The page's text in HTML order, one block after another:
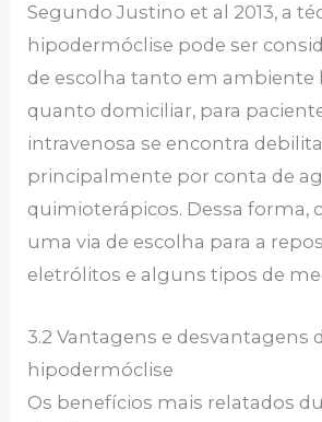
Segundo Justino et al 2013, a
hipodermóclise pode ser
de escolha tanto em ambiente
quanto domiciliar, para
intravenosa se encontra
principalmente por conta de
quimioterápicos. Dessa forma,
uma via de escolha para a
eletrólitos e alguns tipos de
3.2 Vantagens e desvantagens
hipodermóclise
Os benefícios mais relatados